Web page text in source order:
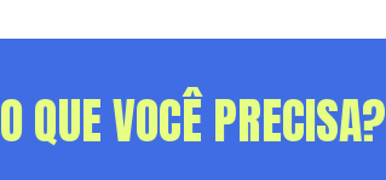
O QUE VOCÊ PRECISA?